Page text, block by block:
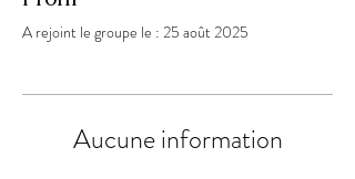
A rejoint le groupe le : 25 août 2025
Aucune information